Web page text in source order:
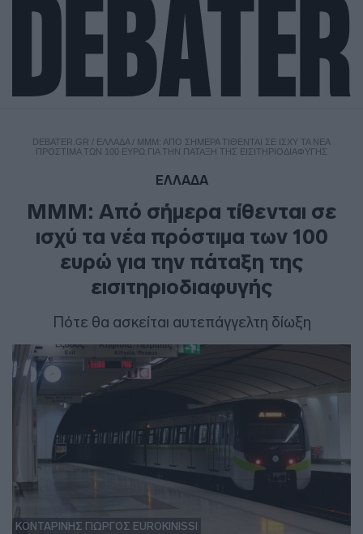
DEBATER.GR / ΕΛΛΑΔΑ/ ΜΜΜ: ΑΠΌ ΣΉΜΕΡΑ ΤΊΘΕΝΤΑΙ ΣΕ ΙΣΧΎ ΤΑ ΝΈΑ
ΠΡΌΣΤΙΜΑ ΤΩΝ 100 ΕΥΡΏ ΓΙΑ ΤΗΝ ΠΆΤΑΞΗ ΤΗΣ ΕΙΣΙΤΗΡΙΟΔΙΑΦΥΓΉΣ
ΕΛΛΑΔΑ
ΜΜΜ: Από σήμερα τίθενται σε
ισχύ τα νέα πρόστιμα των 100
ευρώ για την πάταξη της
εισιτηριοδιαφυγής
Πότε θα ασκείται αυτεπάγγελτη δίωξη
ΚΟΝΤΑΡΙΝΗΣ ΓΙΩΡΓΟΣ EUROKINISSI